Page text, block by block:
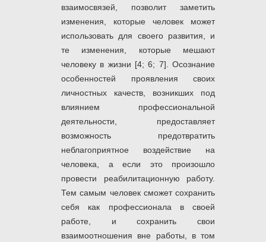
взаимосвязей, позволит заметить
изменения, которые человек может
использовать для своего развития, и
те изменения, которые мешают
человеку в жизни [4; 6; 7]. Осознание
особенностей проявления своих
личностных качеств, возникших под
влиянием профессиональной
деятельности, предоставляет
возможность предотвратить
неблагоприятное воздействие на
человека, а если это произошло
провести реабилитационную работу.
Тем самым человек сможет сохранить
себя как профессионала в своей
работе, и сохранить свои
взаимоотношения вне работы, в том